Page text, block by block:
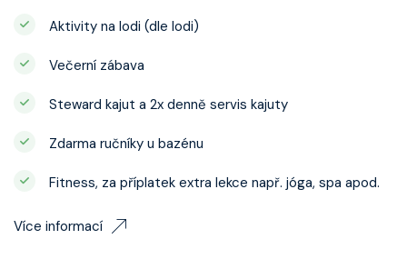
Aktivity na lodi (dle lodi)
Večerní zábava
Steward kajut a 2x denně servis kajuty
Zdarma ručníky u bazénu
Fitness, za příplatek extra lekce např. jóga, spa apod.
Více informací